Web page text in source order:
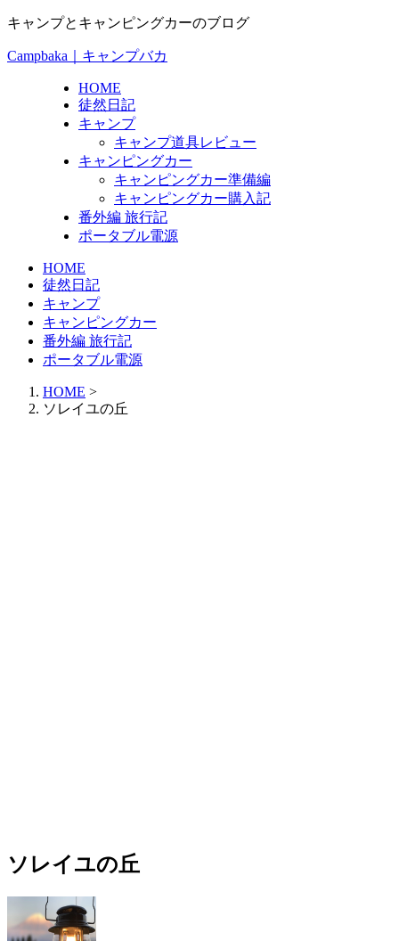
キャンプとキャンピングカーのブログ
Campbaka｜キャンプバカ
HOME
徒然日記
キャンプ
キャンプ道具レビュー
キャンピングカー
キャンピングカー準備編
キャンピングカー購入記
番外編 旅行記
ポータブル電源
HOME
徒然日記
キャンプ
キャンピングカー
番外編 旅行記
ポータブル電源
HOME >
ソレイユの丘
ソレイユの丘